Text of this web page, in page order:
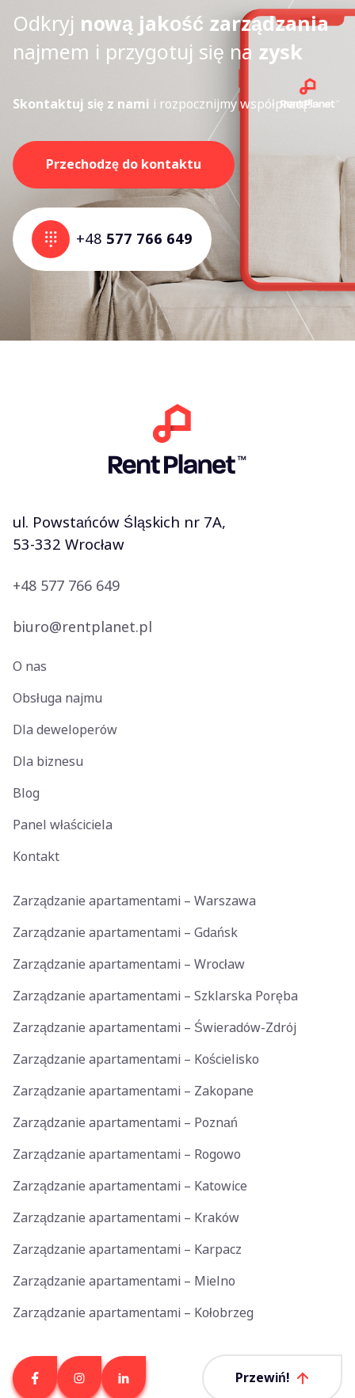
Odkryj nową jakość zarządzania
najmem i przygotuj się na zysk
Skontaktuj się z nami i rozpocznijmy współpracę!
Przechodzę do kontaktu
+48 577 766 649
ul. Powstańców Śląskich nr 7A,
53-332 Wrocław
+48 577 766 649
biuro@rentplanet.pl
O nas
Obsługa najmu
Dla deweloperów
Dla biznesu
Blog
Panel właściciela
Kontakt
Zarządzanie apartamentami – Warszawa
Zarządzanie apartamentami – Gdańsk
Zarządzanie apartamentami – Wrocław
Zarządzanie apartamentami – Szklarska Poręba
Zarządzanie apartamentami – Świeradów-Zdrój
Zarządzanie apartamentami – Kościelisko
Zarządzanie apartamentami – Zakopane
Zarządzanie apartamentami – Poznań
Zarządzanie apartamentami – Rogowo
Zarządzanie apartamentami – Katowice
Zarządzanie apartamentami – Kraków
Zarządzanie apartamentami – Karpacz
Zarządzanie apartamentami – Mielno
Zarządzanie apartamentami – Kołobrzeg
Przewiń!